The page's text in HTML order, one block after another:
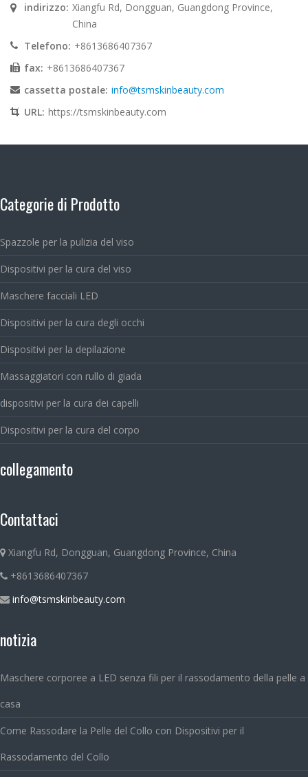
indirizzo: Xiangfu Rd, Dongguan, Guangdong Province,
China
Telefono: +8613686407367
fax: +8613686407367
cassetta postale: info@tsmskinbeauty.com
URL: https://tsmskinbeauty.com
Categorie di Prodotto
Spazzole per la pulizia del viso
Dispositivi per la cura del viso
Maschere facciali LED
Dispositivi per la cura degli occhi
Dispositivi per la depilazione
Massaggiatori con rullo di giada
dispositivi per la cura dei capelli
Dispositivi per la cura del corpo
collegamento
Contattaci
Xiangfu Rd, Dongguan, Guangdong Province, China
+8613686407367
info@tsmskinbeauty.com
notizia
Maschere corporee a LED senza fili per il rassodamento della pelle a
casa
Come Rassodare la Pelle del Collo con Dispositivi per il
Rassodamento del Collo